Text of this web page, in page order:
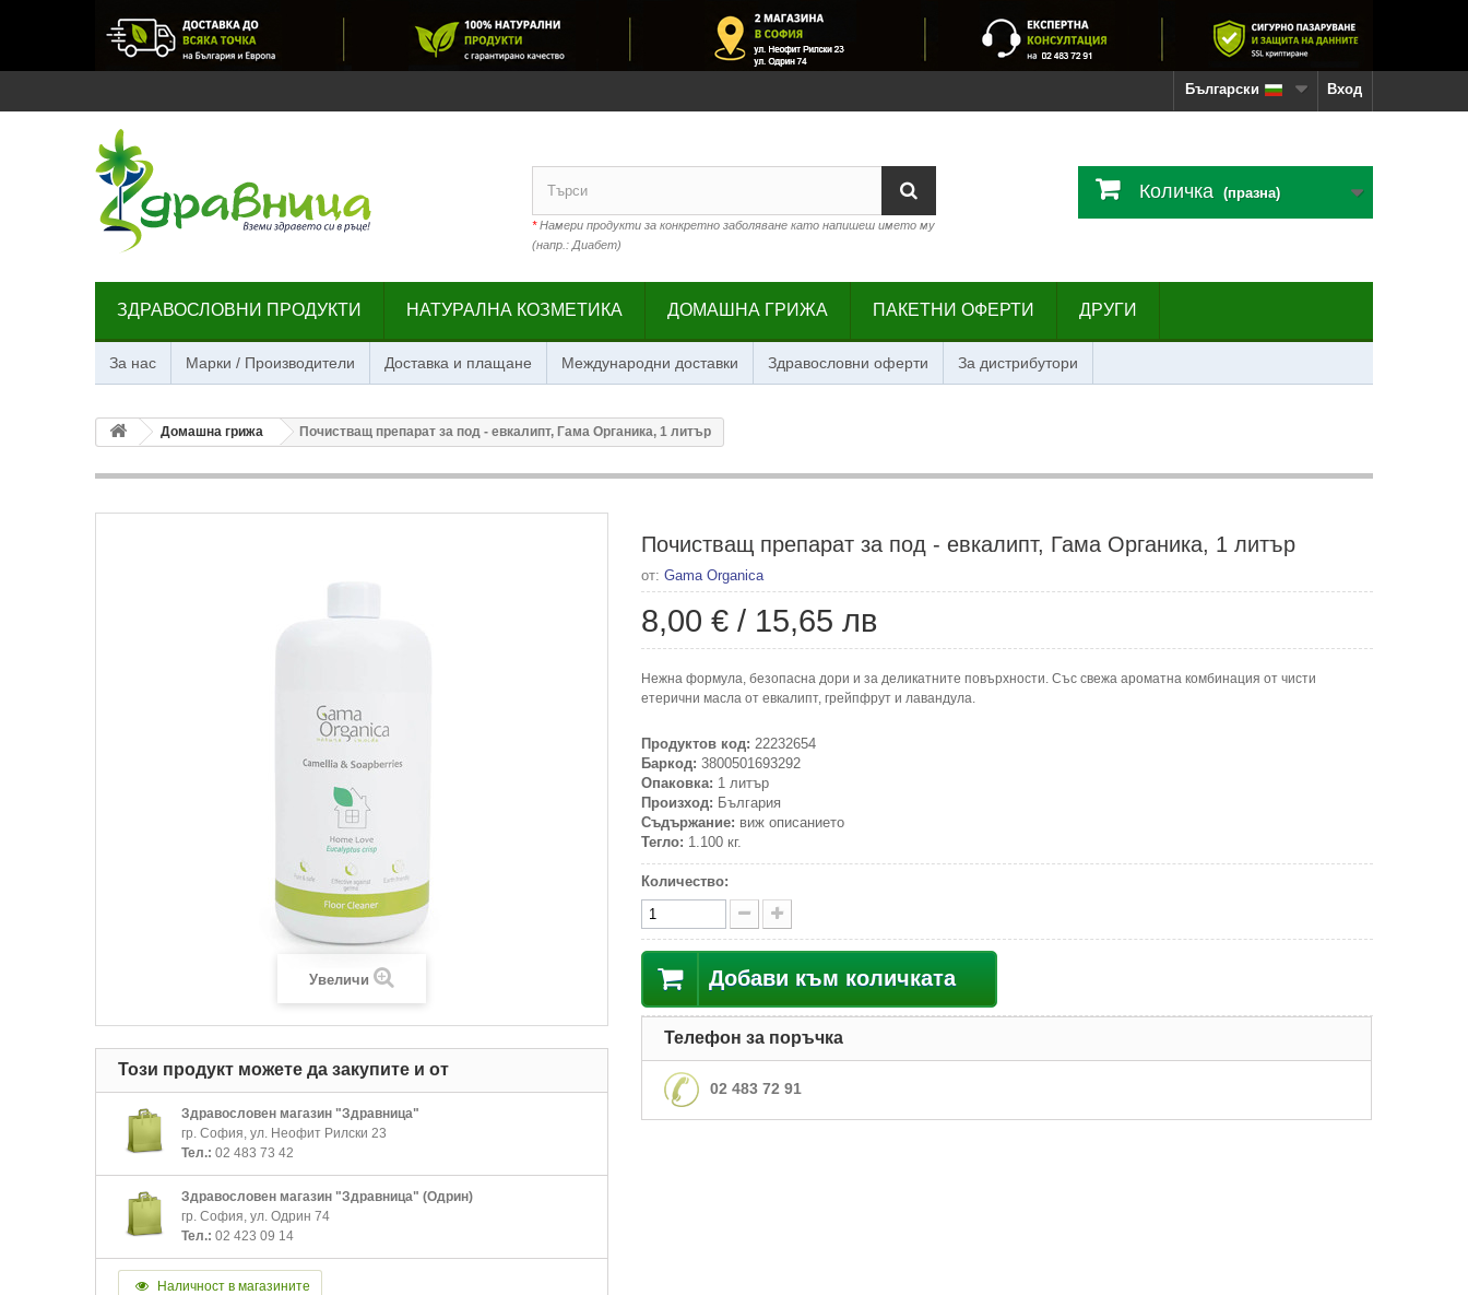
Вход
Български
*Намери продукти за конкретно заболяване като напишеш името му
(напр.: Диабет)
Количка (празна)
ЗДРАВОСЛОВНИ ПРОДУКТИ НАТУРАЛНА КОЗМЕТИКА ДОМАШНА ГРИЖА ПАКЕТНИ ОФЕРТИ ДРУГИ
За нас Марки / Производители Доставка и плащане Международни доставки Здравословни оферти За дистрибутори
Домашна грижа Почистващ препарат за под - евкалипт, Гама Органика, 1 литър
Увеличи
Този продукт можете да закупите и от
Здравословен магазин "Здравница"
гр. София, ул. Неофит Рилски 23
Тел.: 02 483 73 42
Здравословен магазин "Здравница" (Одрин)
гр. София, ул. Одрин 74
Тел.: 02 423 09 14
Наличност в магазините
Почистващ препарат за под - евкалипт, Гама Органика, 1 литър
от: Gama Organica
8,00 € / 15,65 лв
Нежна формула, безопасна дори и за деликатните повърхности. Със свежа ароматна комбинация от чисти
етерични масла от евкалипт, грейпфрут и лавандула.
Продуктов код: 22232654
Баркод: 3800501693292
Опаковка: 1 литър
Произход: България
Съдържание: виж описанието
Тегло: 1.100 кг.
Количество:
Добави към количката
Телефон за поръчка
02 483 72 91